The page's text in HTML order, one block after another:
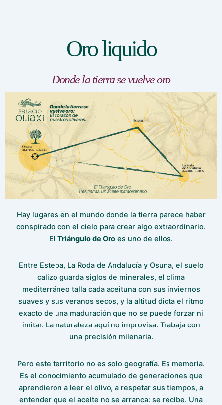
Oro liquido
Donde la tierra se vuelve oro
Hay lugares en el mundo donde la tierra parece haber
conspirado con el cielo para crear algo extraordinario.
El Triángulo de Oro es uno de ellos.
Entre Estepa, La Roda de Andalucía y Osuna, el suelo
calizo guarda siglos de minerales, el clima
mediterráneo talla cada aceituna con sus inviernos
suaves y sus veranos secos, y la altitud dicta el ritmo
exacto de una maduración que no se puede forzar ni
imitar. La naturaleza aquí no improvisa. Trabaja con
una precisión milenaria.
Pero este territorio no es solo geografía. Es memoria.
Es el conocimiento acumulado de generaciones que
aprendieron a leer el olivo, a respetar sus tiempos, a
entender que el aceite no se arranca: se recibe. Una